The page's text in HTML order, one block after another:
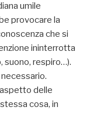
umile
provocare la
che si
ininterrotta
suono, respiro…).
delle
cosa, in